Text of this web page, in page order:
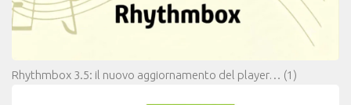
Rhythmbox 3.5: il nuovo aggiornamento del player… (1)